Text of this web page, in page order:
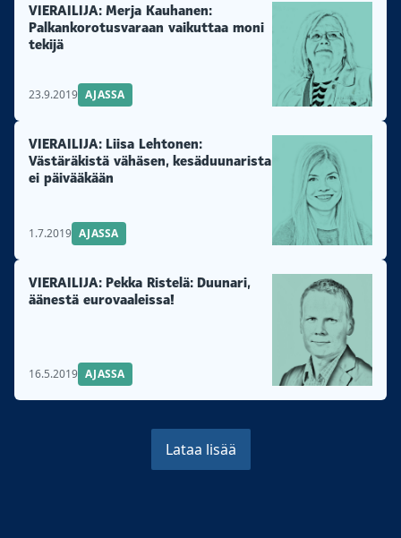
VIERAILIJA: Merja Kauhanen:
Palkankorotusvaraan vaikuttaa moni
tekijä
23.9.2019 AJASSA
VIERAILIJA: Liisa Lehtonen:
Västäräkistä vähäsen, kesäduunarista
ei päivääkään
1.7.2019 AJASSA
VIERAILIJA: Pekka Ristelä: Duunari,
äänestä eurovaaleissa!
16.5.2019 AJASSA
Lataa lisää